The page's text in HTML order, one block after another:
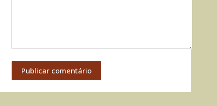
Publicar comentário